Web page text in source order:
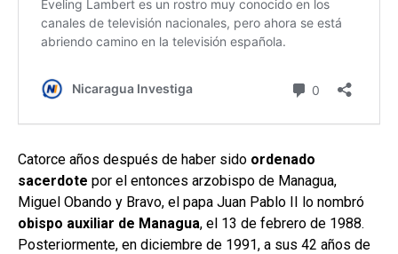
Catorce años después de haber sido ordenado
sacerdote por el entonces arzobispo de Managua,
Miguel Obando y Bravo, el papa Juan Pablo II lo nombró
obispo auxiliar de Managua, el 13 de febrero de 1988.
Posteriormente, en diciembre de 1991, a sus 42 años de